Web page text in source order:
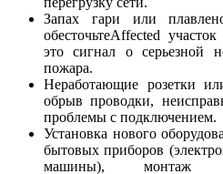
Запах гари или
обесточьтеAffected
это сигнал о серьезной
пожара.
Неработающие розетки
обрыв проводки,
проблемы с подключением.
Установка нового
бытовых приборов
машины), монтаж